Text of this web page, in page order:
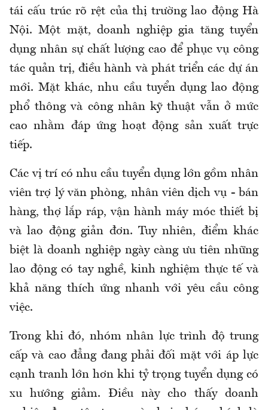
tái cấu trúc rõ rệt của thị trường lao động Hà
Nội. Một mặt, doanh nghiệp gia tăng tuyển
dụng nhân sự chất lượng cao để phục vụ công
tác quản trị, điều hành và phát triển các dự án
mới. Mặt khác, nhu cầu tuyển dụng lao động
phổ thông và công nhân kỹ thuật vẫn ở mức
cao nhằm đáp ứng hoạt động sản xuất trực
tiếp.
Các vị trí có nhu cầu tuyển dụng lớn gồm nhân
viên trợ lý văn phòng, nhân viên dịch vụ - bán
hàng, thợ lắp ráp, vận hành máy móc thiết bị
và lao động giản đơn. Tuy nhiên, điểm khác
biệt là doanh nghiệp ngày càng ưu tiên những
lao động có tay nghề, kinh nghiệm thực tế và
khả năng thích ứng nhanh với yêu cầu công
việc.
Trong khi đó, nhóm nhân lực trình độ trung
cấp và cao đẳng đang phải đối mặt với áp lực
cạnh tranh lớn hơn khi tỷ trọng tuyển dụng có
xu hướng giảm. Điều này cho thấy doanh